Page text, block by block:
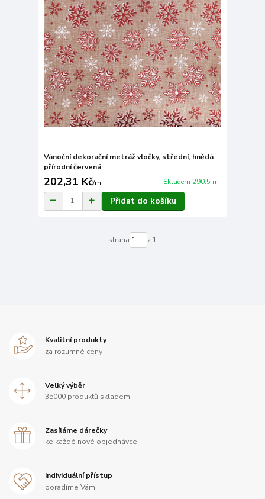
Vánoční dekorační metráž vločky, střední, hnědá
přírodní červená
202,31 Kč/m Skladem 290.5 m
Přidat do košíku
strana z 1
Kvalitní produkty
za rozumné ceny
Velký výběr
35000 produktů skladem
Zasíláme dárečky
ke každé nové objednávce
Individuální přístup
poradíme Vám